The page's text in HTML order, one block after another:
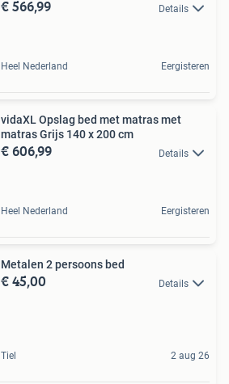
€ 566,99 Details
Heel Nederland Eergisteren
vidaXL Opslag bed met matras met
matras Grijs 140 x 200 cm
€ 606,99 Details
Heel Nederland Eergisteren
Metalen 2 persoons bed
€ 45,00 Details
Tiel 2 aug 26